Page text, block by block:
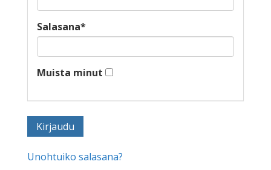
Salasana*
Muista minut
Unohtuiko salasana?